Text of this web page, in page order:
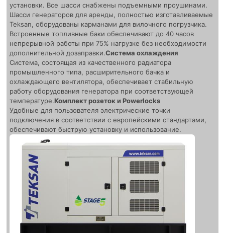
установки. Все шасси снабжены подъемными проушинами.
Шасси генераторов для аренды, полностью изготавливаемые
Teksan, оборудованы карманами для вилочного погрузчика.
Встроенные топливные баки обеспечивают до 40 часов
непрерывной работы при 75% нагрузке без необходимости
дополнительной дозаправки.Система охлаждения
Система, состоящая из качественного радиатора
промышленного типа, расширительного бачка и
охлаждающего вентилятора, обеспечивает стабильную
работу оборудования генератора при соответствующей
температуре.Комплект розеток и Powerlocks
Удобные для пользователя электрические точки
подключения в соответствии с европейскими стандартами,
обеспечивают быструю установку и использование.